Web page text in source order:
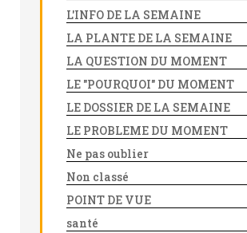
L'INFO DE LA SEMAINE
LA PLANTE DE LA SEMAINE
LA QUESTION DU MOMENT
LE "POURQUOI" DU MOMENT
LE DOSSIER DE LA SEMAINE
LE PROBLEME DU MOMENT
Ne pas oublier
Non classé
POINT DE VUE
santé